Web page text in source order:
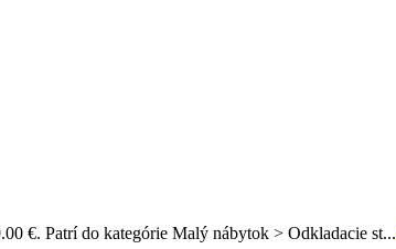
€. Patrí do kategórie Malý nábytok > Odkladacie st...